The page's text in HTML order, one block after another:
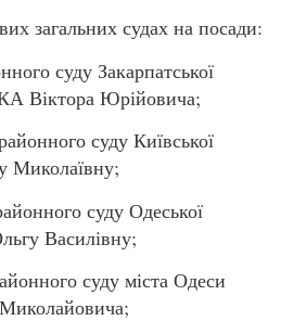
загальних судах на посади:
суду Закарпатської
Віктора Юрійовича;
суду Київської
Миколаївну;
суду Одеської
Василівну;
суду міста Одеси